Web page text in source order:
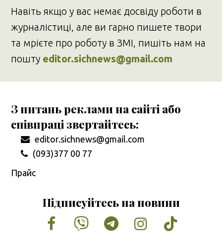
Навіть якщо у вас немає досвіду роботи в
журналістиці, але ви гарно пишете твори
та мрієте про роботу в ЗМІ, пишіть нам на
пошту editor.sichnews@gmail.com
З питань реклами на сайті або
співпраці звертайтесь:
editor.sichnews@gmail.com
(093)377 00 77
Прайс
Підписуйтесь на новини
Facebook
VimeoTumblrInstagram
Tiktok